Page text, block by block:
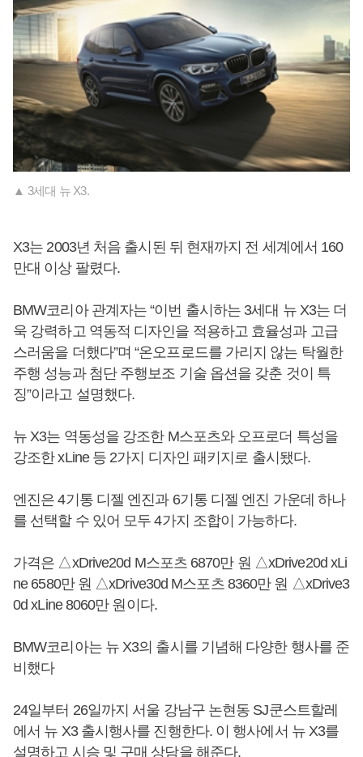
▲ 3세대 뉴 X3.
X3는 2003년 처음 출시된 뒤 현재까지 전 세계에서 160
만대 이상 팔렸다.
BMW코리아 관계자는 “이번 출시하는 3세대 뉴 X3는 더
욱 강력하고 역동적 디자인을 적용하고 효율성과 고급
스러움을 더했다”며 “온오프로드를 가리지 않는 탁월한
주행 성능과 첨단 주행보조 기술 옵션을 갖춘 것이 특
징”이라고 설명했다.
뉴 X3는 역동성을 강조한 M스포츠와 오프로더 특성을
강조한 xLine 등 2가지 디자인 패키지로 출시됐다.
엔진은 4기통 디젤 엔진과 6기통 디젤 엔진 가운데 하나
를 선택할 수 있어 모두 4가지 조합이 가능하다.
가격은 △xDrive20d M스포츠 6870만 원 △xDrive20d xLi
ne 6580만 원 △xDrive30d M스포츠 8360만 원 △xDrive3
0d xLine 8060만 원이다.
BMW코리아는 뉴 X3의 출시를 기념해 다양한 행사를 준
비했다
24일부터 26일까지 서울 강남구 논현동 SJ쿤스트할레
에서 뉴 X3 출시행사를 진행한다. 이 행사에서 뉴 X3를
설명하고 시승 및 구매 상담을 해준다.